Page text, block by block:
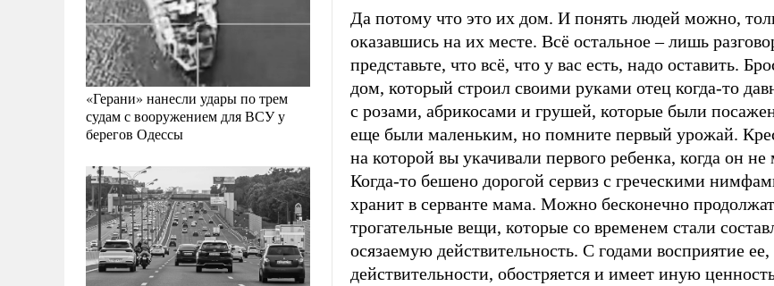
«Герани» нанесли удары по трем
судам с вооружением для ВСУ у
берегов Одессы
Да потому что это их дом. И понять людей можно,
оказавшись на их месте. Всё остальное – лишь
представьте, что всё, что у вас есть, надо оставить.
дом, который строил своими руками отец когда-то
с розами, абрикосами и грушей, которые были
еще были маленьким, но помните первый урожай.
на которой вы укачивали первого ребенка, когда он не
Когда-то бешено дорогой сервиз с греческими
хранит в серванте мама. Можно бесконечно
трогательные вещи, которые со временем стали
осязаемую действительность. С годами восприятие ее,
действительности, обостряется и имеет иную